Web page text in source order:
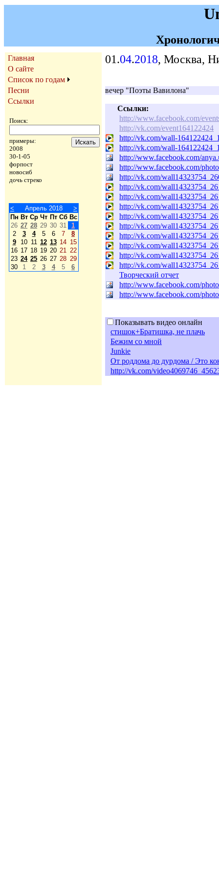
Главная
О сайте
Список по годам
Песни
Ссылки
Поиск:
примеры:
2008
30-1-05
форпост
новосиб
дочь стреко
< Апрель 2018
>
Пн Вт Ср Чт Пт Сб Вс
26 27 28 29 30 31
1
2
3 4 5 6 7
8
9
10 11 12 13 14 15
16 17 18 19 20 21 22
23 24 25 26 27 28 29
30
1 2 3 4 5 6
01.04.2018, Москва,
вечер "Поэты Вавилона"
Ссылки:
http://www.facebook.com/
http://vk.com/event164122424
http://vk.com/wall-
http://vk.com/wall-
http://www.facebook.com/
http://www.facebook.com/
http://vk.com/
http://vk.com/
http://vk.com/
http://vk.com/
http://vk.com/
http://vk.com/
http://vk.com/
http://vk.com/
http://vk.com/
http://vk.com/
Творческий отчет
http://www.facebook.com/
http://www.facebook.com/
Показывать видео онлайн
стишок+Братишка, не плачь
Бежим со мной
Junkie
От роддома до дурдома / Это
http://vk.com/